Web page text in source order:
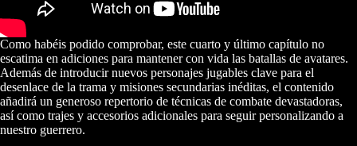
Como habéis podido comprobar, este cuarto y último capítulo no
escatima en adiciones para mantener con vida las batallas de avatares.
Además de introducir nuevos personajes jugables clave para el
desenlace de la trama y misiones secundarias inéditas, el contenido
añadirá un generoso repertorio de técnicas de combate devastadoras,
así como trajes y accesorios adicionales para seguir personalizando a
nuestro guerrero.